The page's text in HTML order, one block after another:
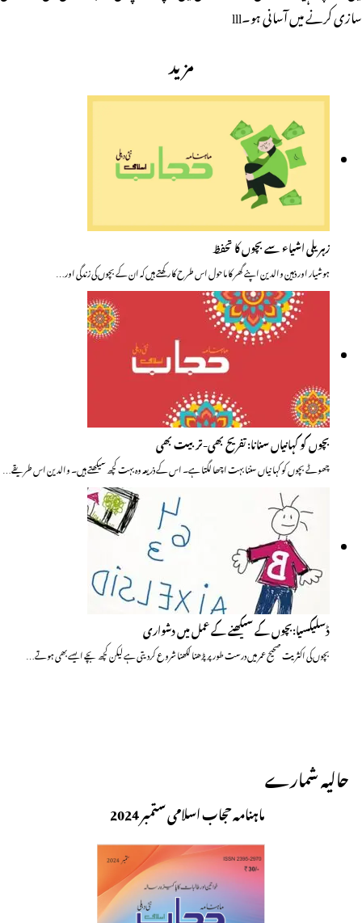
سازی کرنے میں آسانی ہو۔lll
مزید
زہریلی اشیاء سے بچوں کا تحفظ
ہوشیار اور ذہین والدین اپنے گھر کا ماحول اس طرح کا رکھتے ہیں کہ ان کے بچوں کی زندگی اور…
بچوں کو کہانیاں سنانا: تفریح بھی-تربیت بھی
چھوٹے بچوں کو کہانیاں سننا بہت اچھا لگتا ہے۔ اس کے ذریعہ وہ بہت کچھ سیکھتے ہیں۔ والدین اس طریقے…
ڈسلیکسیا:بچوں کے سیکھنے کے عمل میں دشواری
بچوں کی اکثریت صحیح عمر میں درست طور پر پڑھنا لکھنا شروع کردیتی ہے لیکن کچھ بچے ایسے بھی ہوتے…
حالیہ شمارے
ماہنامہ حجاب اسلامی ستمبر 2024